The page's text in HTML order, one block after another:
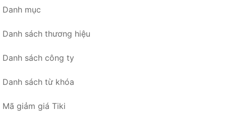
Danh mục
Danh sách thương hiệu
Danh sách công ty
Danh sách từ khóa
Mã giảm giá Tiki